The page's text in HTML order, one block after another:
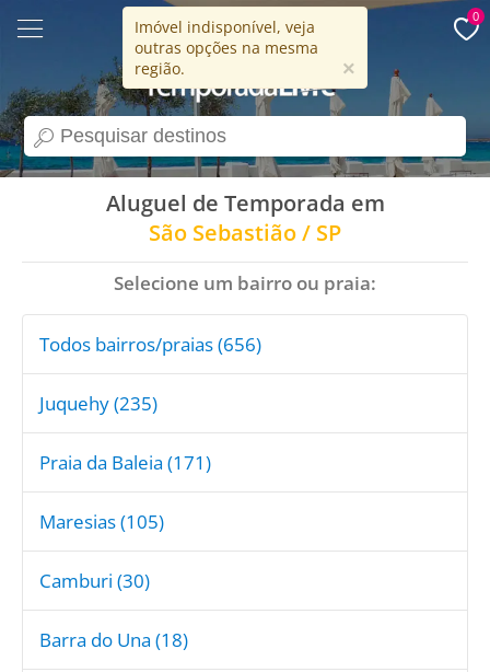
search
15 anos
0
Imóvel indisponível, veja
outras opções na mesma
região.
×
Aluguel de Temporada em
São Sebastião / SP
Selecione um bairro ou praia:
Todos bairros/praias (656)
Juquehy (235)
Praia da Baleia (171)
Maresias (105)
Camburi (30)
Barra do Una (18)